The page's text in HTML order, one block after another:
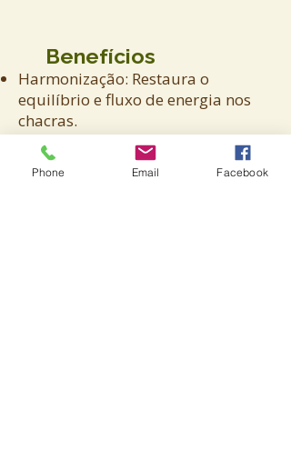
Benefícios
Harmonização: Restaura o
equilíbrio e fluxo de energia nos
chacras.
Alívio de Bloqueios: Ajuda a liberar
bloqueios energéticos e promove a
cura.
Phone Email Facebook